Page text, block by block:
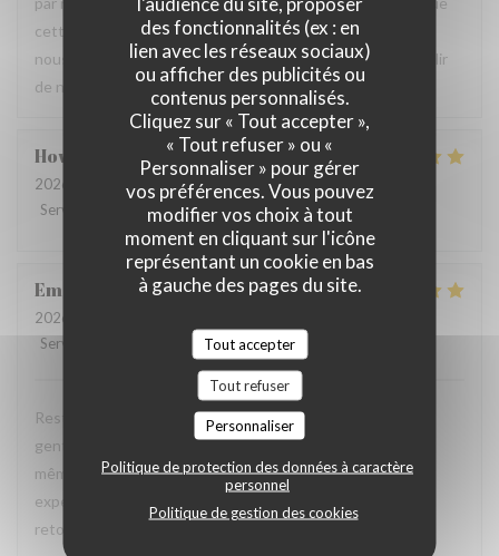
des fonctionnalités (ex : en
lien avec les réseaux sociaux)
ou afficher des publicités ou
contenus personnalisés.
Cliquez sur « Tout accepter »,
« Tout refuser » ou «
Personnaliser » pour gérer
vos préférences. Vous pouvez
modifier vos choix à tout
moment en cliquant sur l'icône
représentant un cookie en bas
à gauche des pages du site.
Tout accepter
Tout refuser
Personnaliser
Politique de protection des données à caractère
personnel
Politique de gestion des cookies
cette expérience a contribué à la réussite de votre repas
nous fait très plaisir. Nous serons heureux de vous accueillir
de nouveau à La Closerie des Lilas ✨
Howard
2026-07-31
- 20:15 - Couverts 4
Service
Ambiance: 5/5 Cuisine:5/5 Qualité / Prix
Emanuele C
2026-07-31
Service
5/5 Cuisine:5
Restaurant tres agreable, personnel avec expertise, tres
gentil et amable avec esprit! Cuisine simple et raffiné au
même temps, avec goût. Location charmante, pour un
experience que merece de retourner plusieur fois. Je
retournerai